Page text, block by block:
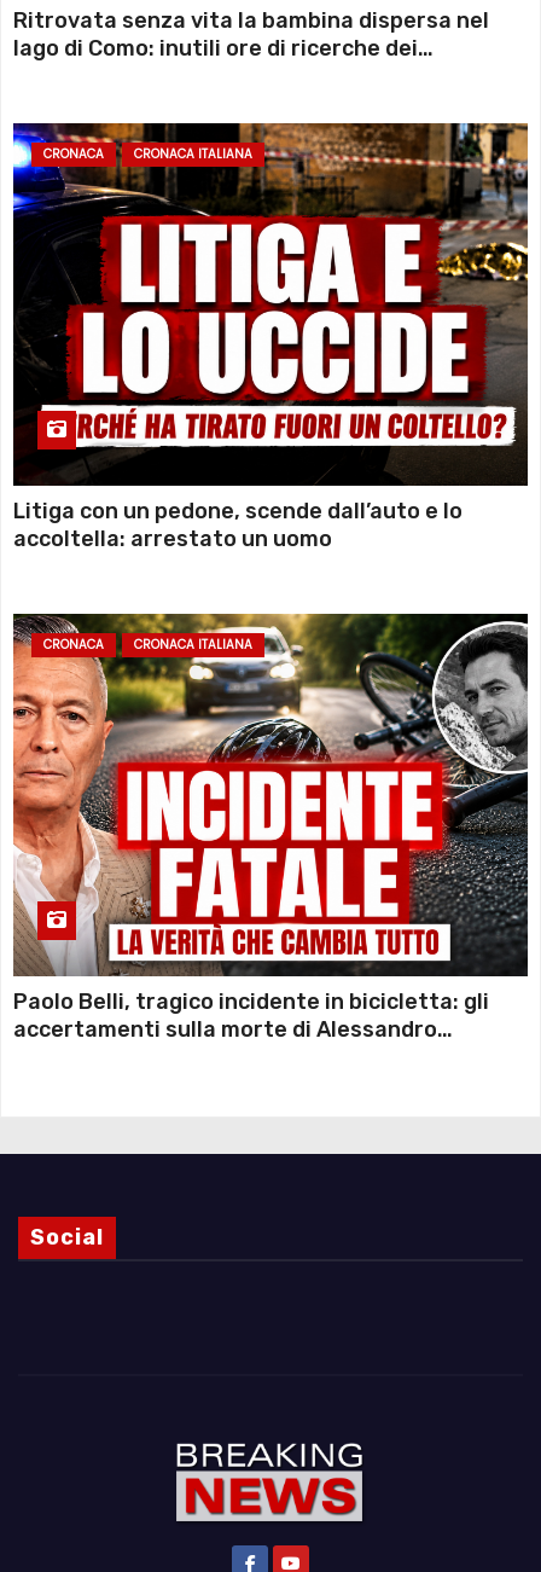
Ritrovata senza vita la bambina dispersa nel
lago di Como: inutili ore di ricerche dei
CRONACA CRONACA ITALIANA
Litiga con un pedone, scende dall’auto e lo
accoltella: arrestato un uomo
CRONACA CRONACA ITALIANA
Paolo Belli, tragico incidente in bicicletta: gli
accertamenti sulla morte di Alessandro
Social